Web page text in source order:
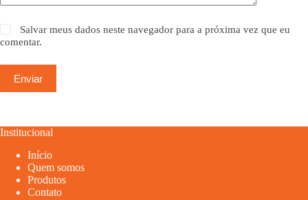
Salvar meus dados neste navegador para a próxima vez que eu
comentar.
Enviar
Institucional
Início
Quem somos
Produtos
Contato